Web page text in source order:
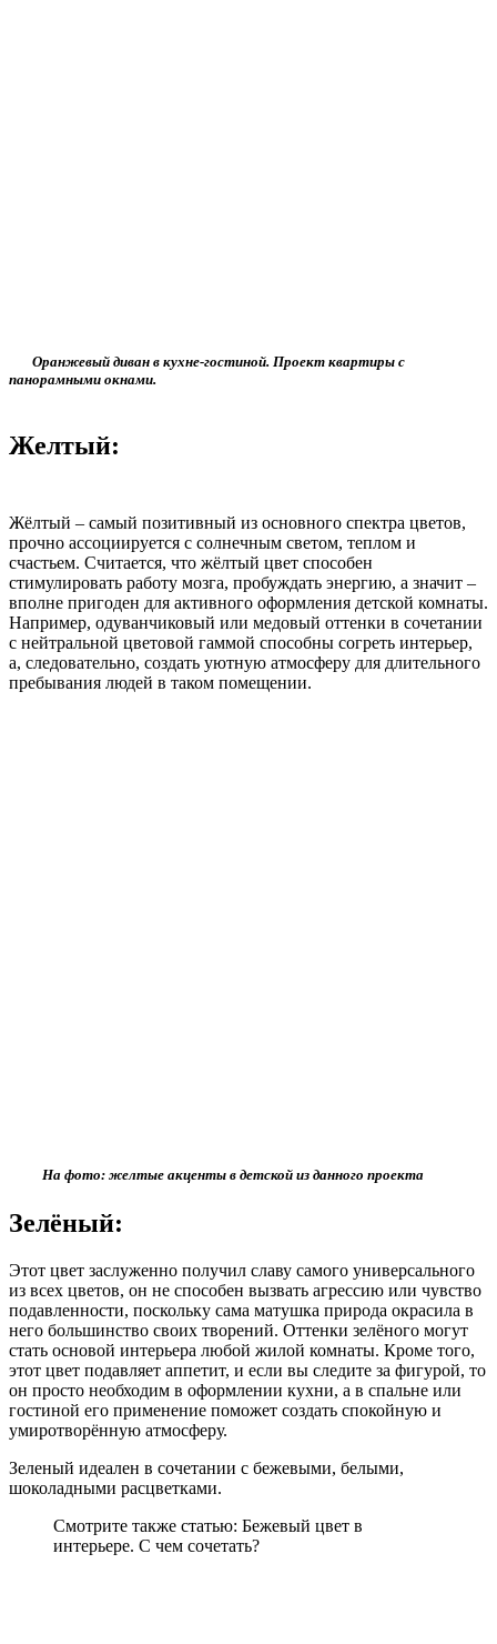
Оранжевый диван в кухне-гостиной. Проект квартиры с
панорамными окнами.
Желтый:
Жёлтый – самый позитивный из основного спектра цветов,
прочно ассоциируется с солнечным светом, теплом и
счастьем. Считается, что жёлтый цвет способен
стимулировать работу мозга, пробуждать энергию, а значит –
вполне пригоден для активного оформления детской комнаты.
Например, одуванчиковый или медовый оттенки в сочетании
с нейтральной цветовой гаммой способны согреть интерьер,
а, следовательно, создать уютную атмосферу для длительного
пребывания людей в таком помещении.
На фото: желтые акценты в детской из данного проекта
Зелёный:
Этот цвет заслуженно получил славу самого универсального
из всех цветов, он не способен вызвать агрессию или чувство
подавленности, поскольку сама матушка природа окрасила в
него большинство своих творений. Оттенки зелёного могут
стать основой интерьера любой жилой комнаты. Кроме того,
этот цвет подавляет аппетит, и если вы следите за фигурой, то
он просто необходим в оформлении кухни, а в спальне или
гостиной его применение поможет создать спокойную и
умиротворённую атмосферу.
Зеленый идеален в сочетании с бежевыми, белыми,
шоколадными расцветками.
Смотрите также статью: Бежевый цвет в
интерьере. С чем сочетать?